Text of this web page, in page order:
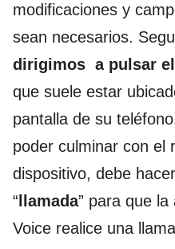
modificaciones y
sean necesarios.
dirigimos a pulsar
que suele estar
pantalla de su
poder culminar con el
dispositivo, debe
“ llamada” para que
Voice realice una